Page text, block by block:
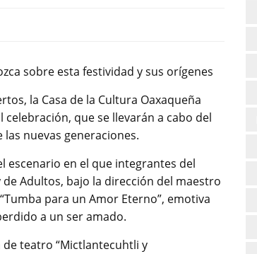
sobre esta festividad y sus orígenes
la Casa de la Cultura Oaxaqueña
que se llevarán a cabo del
nuevas generaciones.
escenario en el que integrantes del
Adultos, bajo la dirección del maestro
para un Amor Eterno”, emotiva
a un ser amado.
de teatro “Mictlantecuhtli y